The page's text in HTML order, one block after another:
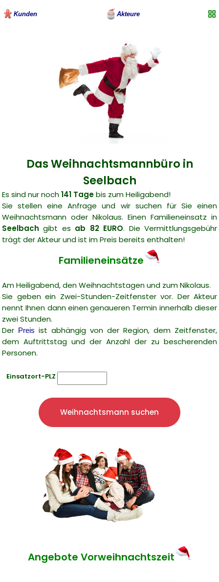
Kunden Akteure
Das Weihnachtsmannbüro in
Seelbach
Es sind nur noch141 Tagebis zum Heiligabend!
Sie stellen eine Anfrage und wir suchen für Sie einen
Weihnachtsmann oder Nikolaus. Einen Familieneinsatz in
Seelbachgibt es ab 82 EURO. Die Vermittlungsgebühr
trägt der Akteur und ist im Preis bereits enthalten!
Familieneinsätze
Am Heiligabend, den Weihnachtstagen und zum Nikolaus.
Sie geben ein Zwei-Stunden-Zeitfenster vor. Der Akteur
nennt Ihnen dann einen genaueren Termin innerhalb dieser
zwei Stunden.
Der Preis ist abhängig von der Region, dem Zeitfenster,
dem Auftrittstag und der Anzahl der zu bescherenden
Personen.
Einsatzort-PLZ
Weihnachtsmann suchen
Angebote Vorweihnachtszeit